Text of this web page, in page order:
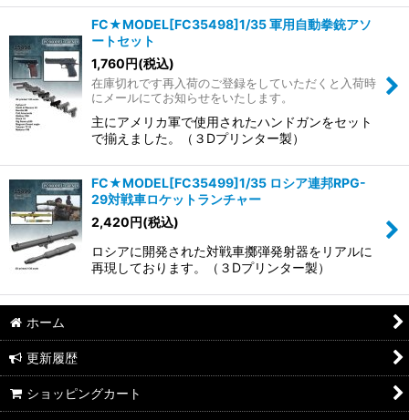
FC★MODEL[FC35498]1/35 軍用自動拳銃アソ
ートセット
1,760円(税込)
在庫切れです再入荷のご登録をしていただくと入荷時
にメールにてお知らせをいたします。
主にアメリカ軍で使用されたハンドガンをセット
で揃えました。（３Dプリンター製）
FC★MODEL[FC35499]1/35 ロシア連邦RPG-
29対戦車ロケットランチャー
2,420円(税込)
ロシアに開発された対戦車擲弾発射器をリアルに
再現しております。（３Dプリンター製）
ホーム
更新履歴
ショッピングカート